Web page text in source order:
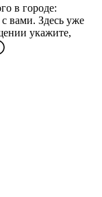
в городе:
вами. Здесь уже
укажите,